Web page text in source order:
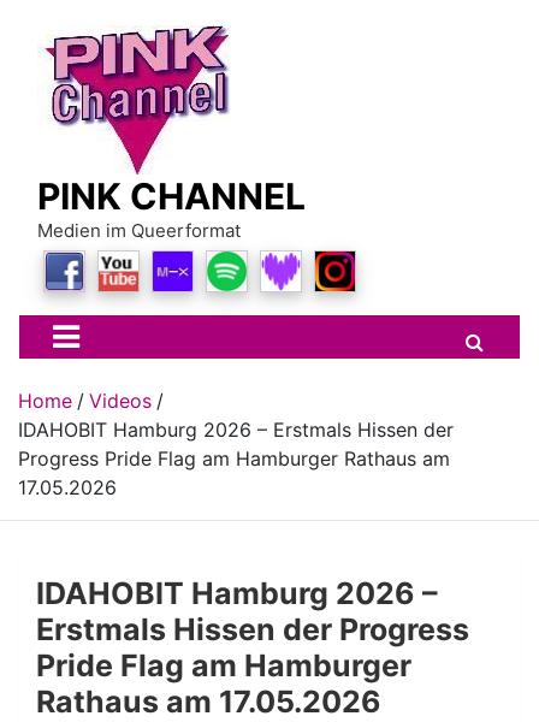
content
PINK CHANNEL
Medien im Queerformat
Home
Videos
IDAHOBIT Hamburg 2026 – Erstmals Hissen der
Progress Pride Flag am Hamburger Rathaus am
17.05.2026
IDAHOBIT Hamburg 2026 –
Erstmals Hissen der Progress
Pride Flag am Hamburger
Rathaus am 17.05.2026